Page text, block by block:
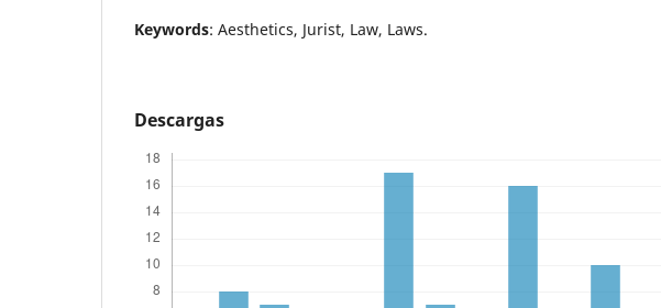
Keywords: Aesthetics, Jurist, Law, Laws.
Descargas